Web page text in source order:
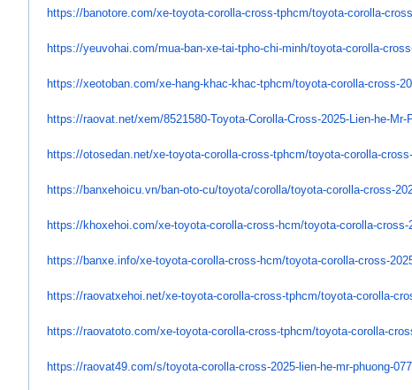
https://banotore.com/xe-toyota-corolla-cross-tphcm/toyota-corolla-
https://yeuvohai.com/mua-ban-xe-tai-tpho-chi-minh/toyota-corolla-
https://xeotoban.com/xe-hang-khac-khac-tphcm/toyota-corolla-cross-
https://raovat.net/xem/8521580-Toyota-Corolla-Cross-2025-Lien-he-Mr-
https://otosedan.net/xe-toyota-corolla-cross-tphcm/toyota-corolla-
https://banxehoicu.vn/ban-oto-cu/toyota/corolla/toyota-corolla-cross-
https://khoxehoi.com/xe-toyota-corolla-cross-hcm/toyota-corolla-cross-
https://banxe.info/xe-toyota-corolla-cross-hcm/toyota-corolla-cross-
https://raovatxehoi.net/xe-toyota-corolla-cross-tphcm/toyota-corolla-
https://raovatoto.com/xe-toyota-corolla-cross-tphcm/toyota-corolla-
https://raovat49.com/s/toyota-corolla-cross-2025-lien-he-mr-phuong-